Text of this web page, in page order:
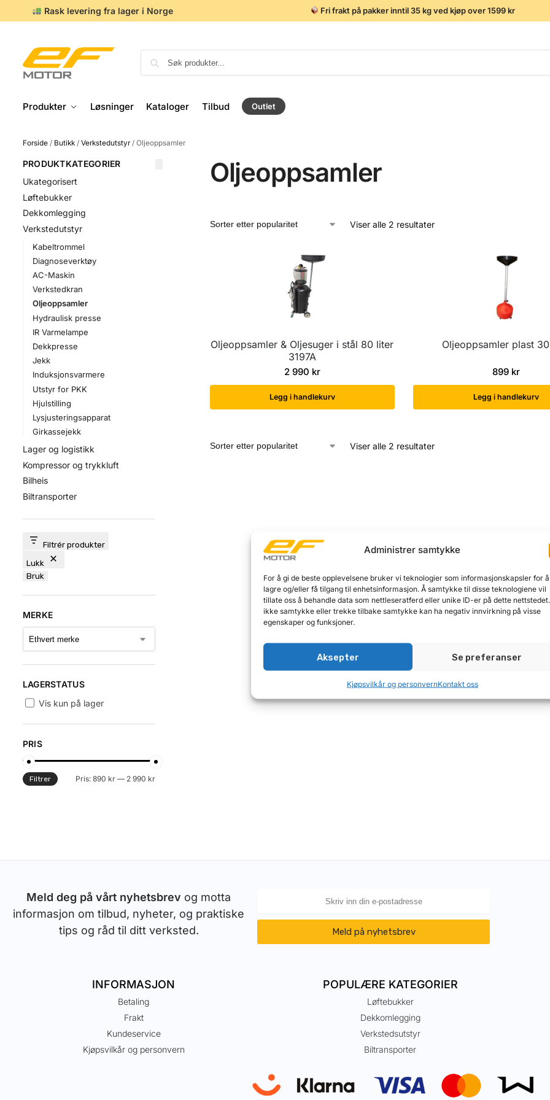
Administrer samtykke
For å gi de beste opplevelsene bruker vi teknologier som informasjonskapsler for å
lagre og/eller få tilgang til enhetsinformasjon. Å samtykke til disse teknologiene vil
tillate oss å behandle data som nettleseratferd eller unike ID-er på dette
ikke samtykke eller trekke tilbake samtykke kan ha negativ innvirkning på visse
egenskaper og funksjoner.
Aksepter Se preferanser
Kjøpsvilkår og personvernKontakt oss
Rask levering fra lager i Norge Fri frakt på pakker inntil 35 kg ved kjøp over 1599 kr
Produkter Løsninger Kataloger Tilbud Outlet
Forside/ Butikk/ Verkstedutstyr/ Oljeoppsamler
Oljeoppsamler
Viser alle 2 resultater
Oljeoppsamler & Oljesuger i stål 80 liter
3197A
2 990 kr
Legg i handlekurv
Oljeoppsamler plast
899 kr
Legg i handlekurv
Viser alle 2 resultater
PRODUKTKATEGORIER
Ukategorisert
Løftebukker
Dekkomlegging
Verkstedutstyr
Kabeltrommel
Diagnoseverktøy
AC-Maskin
Verkstedkran
Oljeoppsamler
Hydraulisk presse
IR Varmelampe
Dekkpresse
Jekk
Induksjonsvarmere
Utstyr for PKK
Hjulstilling
Lysjusteringsapparat
Girkassejekk
Lager og logistikk
Kompressor og trykkluft
Bilheis
Biltransporter
Filtrér produkter
Lukk
Bruk
MERKE
LAGERSTATUS
Vis kun på lager
PRIS
Filtrer Pris: 890 kr— 2 990 kr
Meld deg på vårt nyhetsbrev og motta
informasjon om tilbud, nyheter, og praktiske
tips og råd til ditt verksted.
Meld på nyhetsbrev
INFORMASJON
Betaling
Frakt
Kundeservice
Kjøpsvilkår og personvern
POPULÆRE KATEGORIER
Løftebukker
Dekkomlegging
Verkstedsutstyr
Biltransporter